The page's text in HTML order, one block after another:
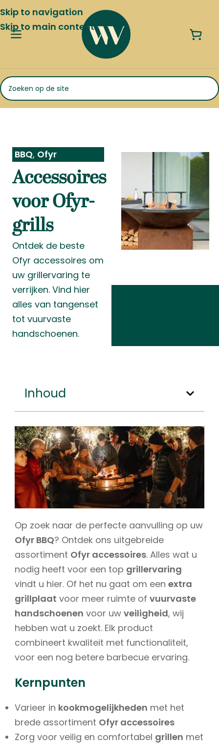
Skip to navigation
Skip to main content
BBQ, Ofyr
Accessoires
voor Ofyr-
grills
Ontdek de beste
Ofyr accessoires om
uw grillervaring te
verrijken. Vind hier
alles van tangenset
tot vuurvaste
handschoenen.
Inhoud
Op zoek naar de perfecte aanvulling op uw
Ofyr BBQ? Ontdek ons uitgebreide
assortiment Ofyr accessoires. Alles wat u
nodig heeft voor een top grillervaring
vindt u hier. Of het nu gaat om een extra
grillplaat voor meer ruimte of vuurvaste
handschoenen voor uw veiligheid, wij
hebben wat u zoekt. Elk product
combineert kwaliteit met functionaliteit,
voor een nog betere barbecue ervaring.
Kernpunten
Varieer in kookmogelijkheden met het
brede assortiment Ofyr accessoires
Zorg voor veilig en comfortabel grillen met